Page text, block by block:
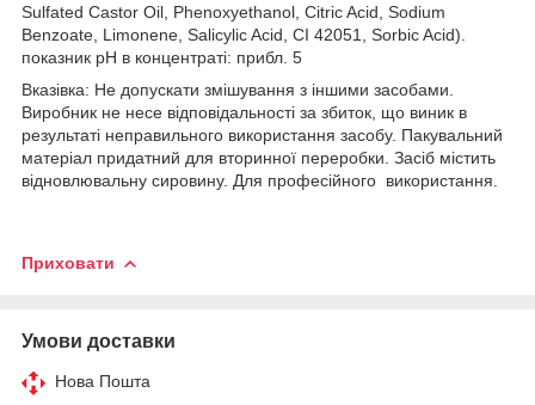
Sulfated Castor Oil, Phenoxyethanol, Citric Acid, Sodium
Benzoate, Limonene, Salicylic Acid, CI 42051, Sorbic Acid).
показник pH в концентраті: прибл. 5
Вказівка: Не допускати змішування з іншими засобами.
Виробник не несе відповідальності за збиток, що виник в
результаті неправильного використання засобу. Пакувальний
матеріал придатний для вторинної переробки. Засіб містить
відновлювальну сировину. Для професійного використання.
Приховати
Умови доставки
Нова Пошта